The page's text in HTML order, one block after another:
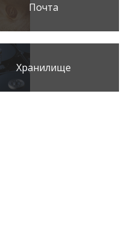
Почта
Хранилище